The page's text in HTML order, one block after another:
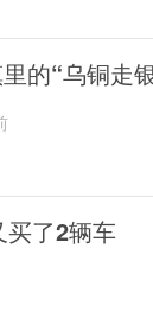
的“乌铜走
了2辆车